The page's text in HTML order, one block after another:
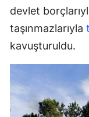
devlet
taşınmazlarıyla
kavuşturuldu.